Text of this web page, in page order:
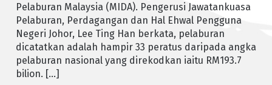
Pelaburan Malaysia (MIDA). Pengerusi Jawatankuasa
Pelaburan, Perdagangan dan Hal Ehwal Pengguna
Negeri Johor, Lee Ting Han berkata, pelaburan
dicatatkan adalah hampir 33 peratus daripada angka
pelaburan nasional yang direkodkan iaitu RM193.7
bilion. […]